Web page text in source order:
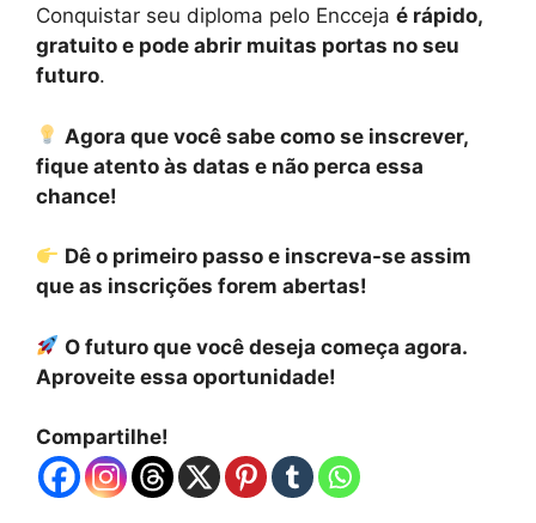
Conquistar seu diploma pelo Encceja é rápido,
gratuito e pode abrir muitas portas no seu
futuro.
Agora que você sabe como se inscrever,
fique atento às datas e não perca essa
chance!
Dê o primeiro passo e inscreva-se assim
que as inscrições forem abertas!
O futuro que você deseja começa agora.
Aproveite essa oportunidade!
Compartilhe!